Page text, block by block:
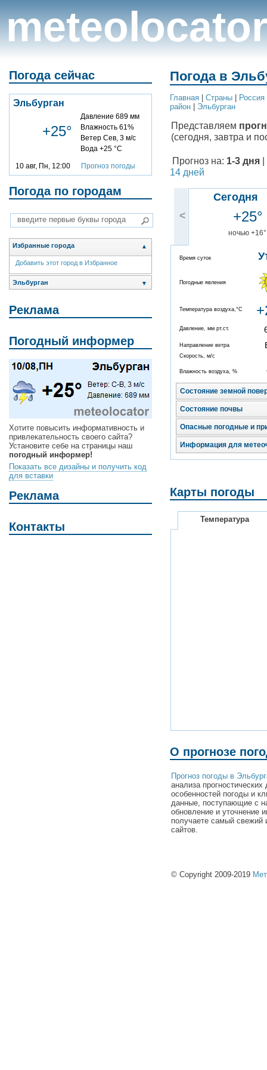
meteolocator
Погода сейчас
Эльбурган
+25°
Давление 689 мм
Влажность 61%
Ветер Сев, 3 м/с
Вода +25 °C
10 авг, Пн, 12:00 Прогноз погоды
Погода по городам
Избранные города ▲
Добавить этот город в Избранное
Эльбурган ▼
Реклама
Погодный информер
Хотите повысить информативность и
привлекательность своего сайта?
Установите себе на страницы наш
погодный информер!
Показать все дизайны и получить код
для вставки
Реклама
Контакты
Погода в
Главная Cтраны Россия
район
Эльбурган
Представляем
(сегодня, завтра и
Прогноз на: 1-3 дня
14 дней
<
Сегодня
+25°
ночью +16°
Время суток
Погодные явления
Температура воздуха,°C
Давление, мм рт.ст.
Направление ветра
Скорость, м/с
Влажность воздуха, %
Состояние земной
Состояние почвы
Опасные погодные и
Информация для
Карты погоды
Температура
О прогнозе
Прогноз погоды в
анализа
особенностей погоды и
данные, поступающие с
обновление и уточнение
получаете самый свежий
сайтов.
© Copyright 2009-2019